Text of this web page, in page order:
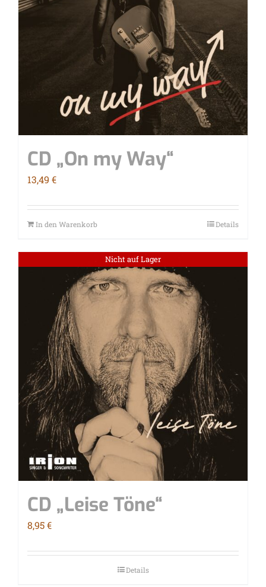
CD „On my Way“
13,49 €
In den Warenkorb Details
Nicht auf Lager
CD „Lei­se Töne“
8,95€
Details